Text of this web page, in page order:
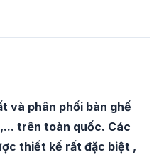
và phân phối bàn ghế
trên toàn quốc. Các
thiết kế rất đặc biệt ,